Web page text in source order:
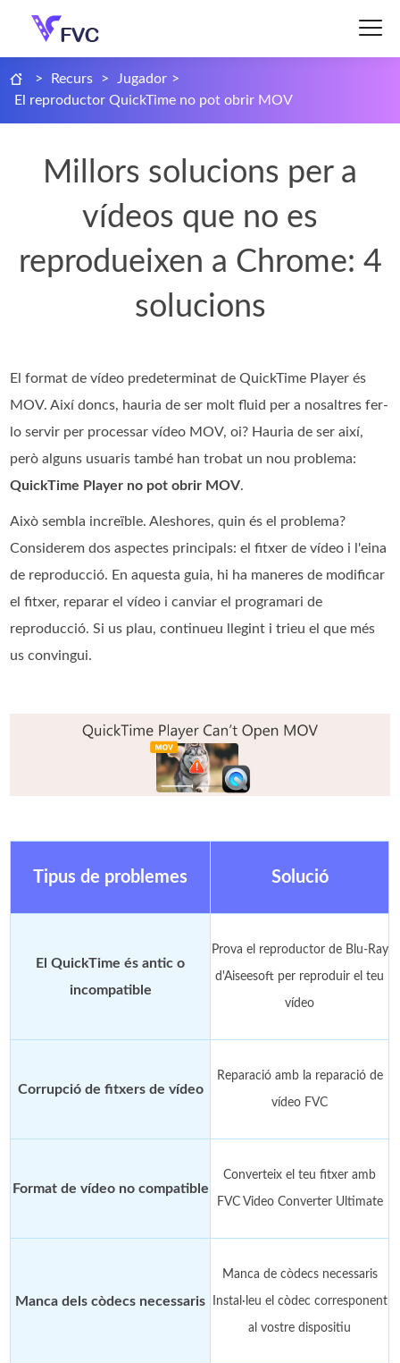
> Recurs > Jugador >
El reproductor QuickTime no pot obrir MOV
Millors solucions per a
vídeos que no es
reprodueixen a Chrome: 4
solucions
El format de vídeo predeterminat de QuickTime Player és
MOV. Així doncs, hauria de ser molt fluid per a nosaltres fer-
lo servir per processar vídeo MOV, oi? Hauria de ser així,
però alguns usuaris també han trobat un nou problema:
QuickTime Player no pot obrir MOV.
Això sembla increïble. Aleshores, quin és el problema?
Considerem dos aspectes principals: el fitxer de vídeo i l'eina
de reproducció. En aquesta guia, hi ha maneres de modificar
el fitxer, reparar el vídeo i canviar el programari de
reproducció. Si us plau, continueu llegint i trieu el que més
us convingui.
Tipus de problemes Solució
El QuickTime és antic o
incompatible
Prova el reproductor de Blu-Ray
d'Aiseesoft per reproduir el teu
vídeo
Corrupció de fitxers de vídeo
Reparació amb la reparació de
vídeo FVC
Format de vídeo no compatible
Converteix el teu fitxer amb
FVC Video Converter Ultimate
Manca dels còdecs necessaris
Manca de còdecs necessaris
Instal·leu el còdec corresponent
al vostre dispositiu